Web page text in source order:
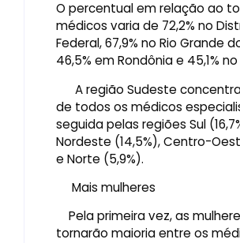
O percentual em relação ao
médicos varia de 72,2% no
Federal, 67,9% no Rio Grande
46,5% em Rondônia e 45,1% no
A região Sudeste
de todos os médicos
seguida pelas regiões Sul
Nordeste (14,5%), Centro-
e Norte (5,9%).
Mais mulheres
Pela primeira vez, as
tornarão maioria entre os